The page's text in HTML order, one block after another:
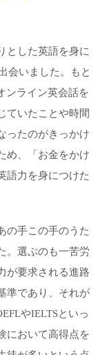
とした英語を身に
会いました。もと
ンライン英会話を
ていたことや時間
ったのがきっかけ
め、「お金をかけ
語力を身につけた
の手この手のうた
。選ぶのも一苦労
が要求される進路
準であり、それが
やIELTSといっ
において高得点を